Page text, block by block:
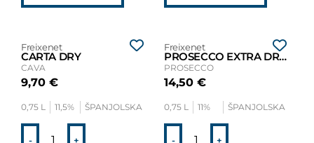
Freixenet
CARTA DRY
CAVA
9,70 €
0,75 L 11,5% ŠPANJOLSKA
- +
Freixenet
PROSECCO EXTRA DRY D.O.C.
PROSECCO
14,50 €
0,75 L 11% ŠPANJOLSKA
- +